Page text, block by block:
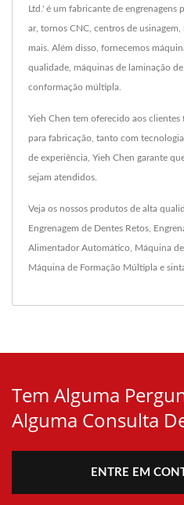
Ltd.' é um fabricante de engrenagens
ar, tornos CNC, centros de
mais. Além disso, fornecemos
qualidade, máquinas de laminação
conformação múltipla.
Yieh Chen tem oferecido aos
para fabricação, tanto com
de experiência, Yieh Chen garante
sejam atendidos.
Veja os nossos produtos de alta
Engrenagem de Dentes Retos
Alimentador Automático Máquina
Máquina de Formação Múltipla e
Tem Alguma
Alguma Consulta
ENTRE EM